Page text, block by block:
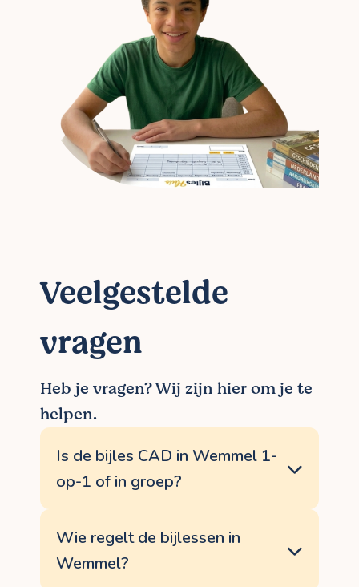
Veelgestelde
vragen
Heb je vragen? Wij zijn hier om je te
helpen.
Is de bijles CAD in Wemmel 1-
op-1 of in groep?
op een andere manier, en heeft andere
knelpunten. Daarom staat een aanpak op
maat bij ons op nummer 1. Of het nu gaat
Wie regelt de bijlessen in
Wemmel?